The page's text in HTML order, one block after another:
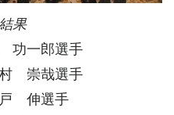
果
一郎選手
崇哉選手
伸選手